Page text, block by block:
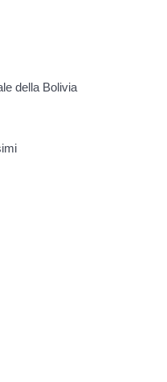
della Bolivia